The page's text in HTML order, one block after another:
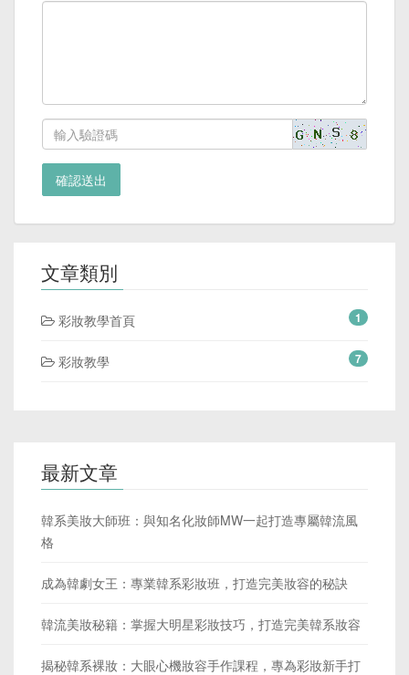
確認送出
文章類別
彩妝教學首頁 1
彩妝教學 7
最新文章
韓系美妝大師班：與知名化妝師MW一起打造專屬韓流風
格
成為韓劇女王：專業韓系彩妝班，打造完美妝容的秘訣
韓流美妝秘籍：掌握大明星彩妝技巧，打造完美韓系妝容
揭秘韓系裸妝：大眼心機妝容手作課程，專為彩妝新手打